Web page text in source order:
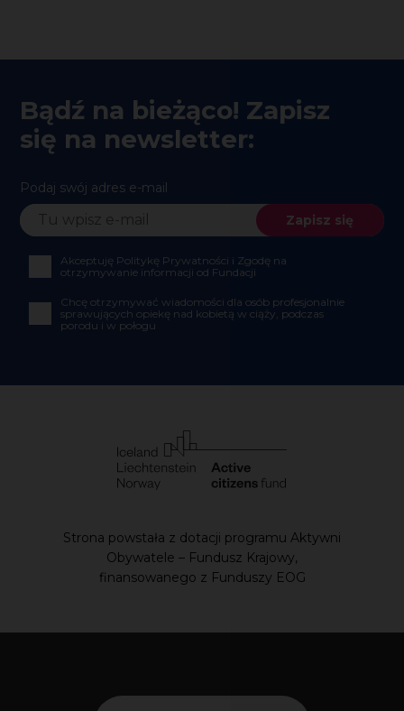
Bądź na bieżąco! Zapisz
się na newsletter:
Podaj swój adres e-mail
Akceptuję Politykę Prywatności i Zgodę na
otrzymywanie informacji od Fundacji
Chcę otrzymywać wiadomości dla osób profesjonalnie
sprawujących opiekę nad kobietą w ciąży, podczas
porodu i w połogu
Strona powstała z dotacji programu Aktywni
Obywatele – Fundusz Krajowy,
finansowanego z Funduszy EOG